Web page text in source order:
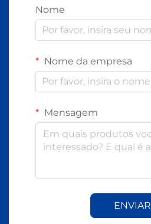
Nome
Nome da empresa
Mensagem
ENVIAR